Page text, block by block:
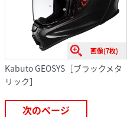
画像(7枚)
Kabuto GEOSYS［ブラックメタ
リック］
次のページ